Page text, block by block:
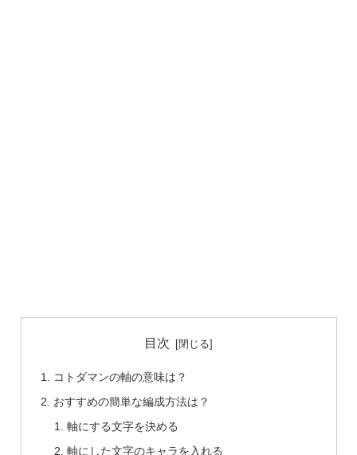
目次
コトダマンの軸の意味は？
おすすめの簡単な編成方法は？
軸にする文字を決める
軸にした文字のキャラを入れる